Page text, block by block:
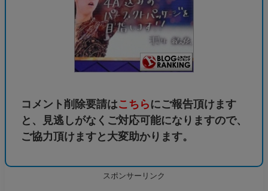
コメント削除要請はこちら にご報告頂けます
と、見逃しがなくご対応可能になりますので、
ご協力頂けますと大変助かります。
スポンサーリンク